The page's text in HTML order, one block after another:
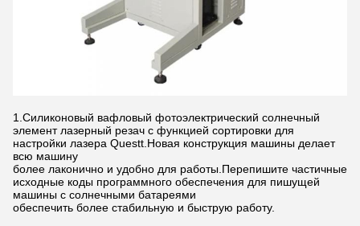
1.Силиконовый вафловый фотоэлектрический солнечный
элемент лазерный резач с функцией сортировки для
настройки лазера Questt.Новая конструкция машины делает
всю машину
более лаконично и удобно для работы.Перепишите частичные
исходные коды программного обеспечения для пишущей
машины с солнечными батареями
обеспечить более стабильную и быструю работу.